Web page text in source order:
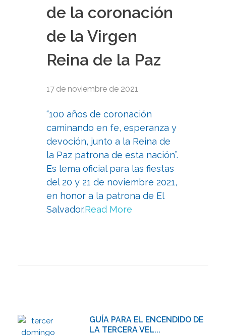
de la coronación
de la Virgen
Reina de la Paz
17 de noviembre de 2021
“100 años de coronación
caminando en fe, esperanza y
devoción, junto a la Reina de
la Paz patrona de esta nación”.
Es lema oficial para las fiestas
del 20 y 21 de noviembre 2021,
en honor a la patrona de El
Salvador.Read More
GUÍA PARA EL ENCENDIDO DE
LA TERCERA VEL...